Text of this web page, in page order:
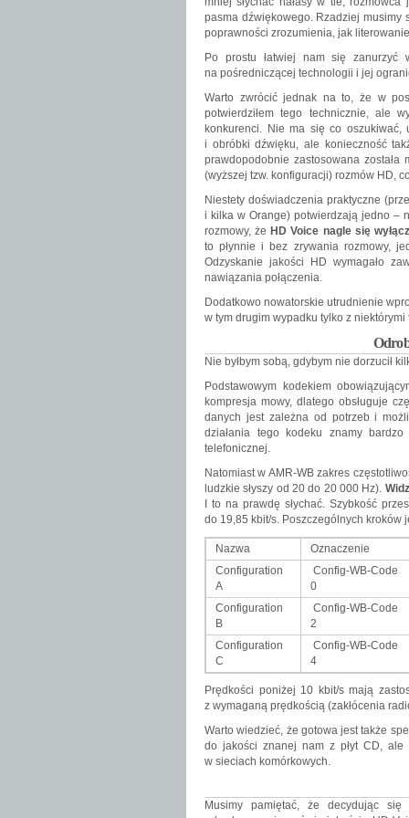
pasma dźwiękowego. Rzadziej musimy
poprawności zrozumienia, jak
Po prostu łatwiej nam się
na pośredniczącej technologii i jej
Warto zwrócić jednak na to, że w
potwierdziłem tego technicznie, ale
konkurenci. Nie ma się co
i obróbki dźwięku, ale konieczność
prawdopodobnie zastosowana została
(wyższej tzw. konfiguracji) rozmów HD,
Niestety doświadczenia praktyczne
i kilka w Orange) potwierdzają jedno –
rozmowy, że HD Voice nagle się
to płynnie i bez zrywania rozmowy,
Odzyskanie jakości HD wymagało
nawiązania połączenia.
Dodatkowo nowatorskie utrudnienie
w tym drugim wypadku tylko z
Nie byłbym sobą, gdybym nie dorzucił
Podstawowym kodekiem
kompresja mowy, dlatego obsługuje
danych jest zależna od potrzeb i
działania tego kodeku znamy
telefonicznej.
Natomiast w AMR-WB zakres
ludzkie słyszy od 20 do 20 000 Hz).
I to na prawdę słychać. Szybkość
do 19,85 kbit/s. Poszczególnych kroków
Nazwa
Oznaczenie
Configuration
A
Config-WB-Code
0
Configuration
B
Config-WB-Code
2
Configuration
C
Config-WB-Code
4
Prędkości poniżej 10 kbit/s mają
z wymaganą prędkością (zakłócenia
Warto wiedzieć, że gotowa jest także
do jakości znanej nam z płyt CD,
w sieciach komórkowych.
Musimy pamiętać, że decydując się